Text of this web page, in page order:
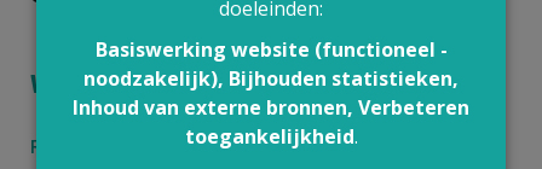
Wat kan je arts doen?
Risicogroepen
doeleinden:
Basiswerking website (functioneel -
noodzakelijk), Bijhouden statistieken,
Inhoud van externe bronnen, Verbeteren
toegankelijkheid.